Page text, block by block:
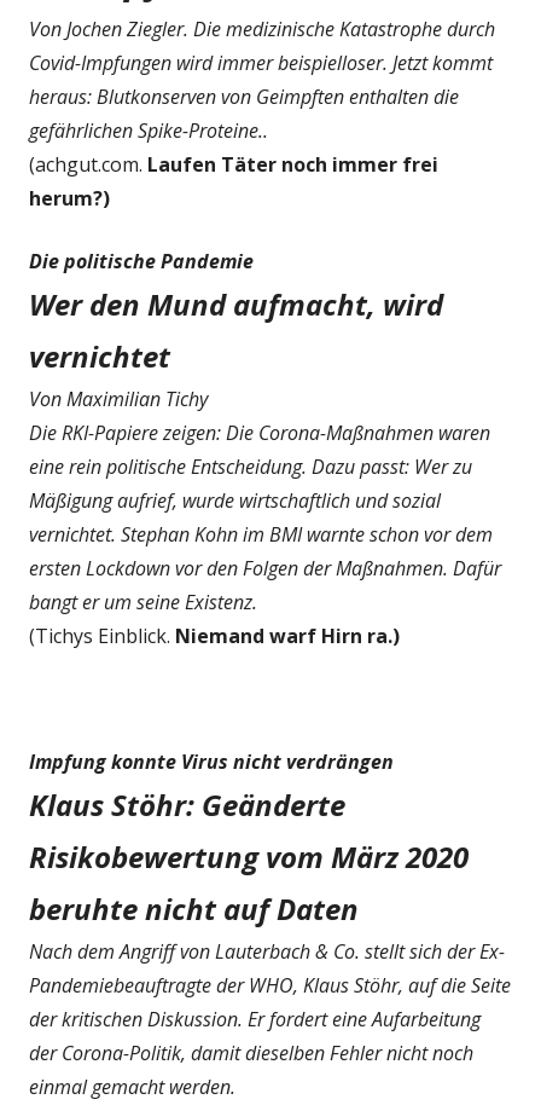
Von Jochen Ziegler. Die medizinische Katastrophe durch
Covid-Impfungen wird immer beispielloser. Jetzt kommt
heraus: Blutkonserven von Geimpften enthalten die
gefährlichen Spike-Proteine..
(achgut.com. Laufen Täter noch immer frei
herum?)
Die politische Pandemie
Wer den Mund aufmacht, wird
vernichtet
Von Maximilian Tichy
Die RKI-Papiere zeigen: Die Corona-Maßnahmen waren
eine rein politische Entscheidung. Dazu passt: Wer zu
Mäßigung aufrief, wurde wirtschaftlich und sozial
vernichtet. Stephan Kohn im BMI warnte schon vor dem
ersten Lockdown vor den Folgen der Maßnahmen. Dafür
bangt er um seine Existenz.
(Tichys Einblick. Niemand warf Hirn ra.)
Impfung konnte Virus nicht verdrängen
Klaus Stöhr: Geänderte
Risikobewertung vom März 2020
beruhte nicht auf Daten
Nach dem Angriff von Lauterbach & Co. stellt sich der Ex-
Pandemiebeauftragte der WHO, Klaus Stöhr, auf die Seite
der kritischen Diskussion. Er fordert eine Aufarbeitung
der Corona-Politik, damit dieselben Fehler nicht noch
einmal gemacht werden.